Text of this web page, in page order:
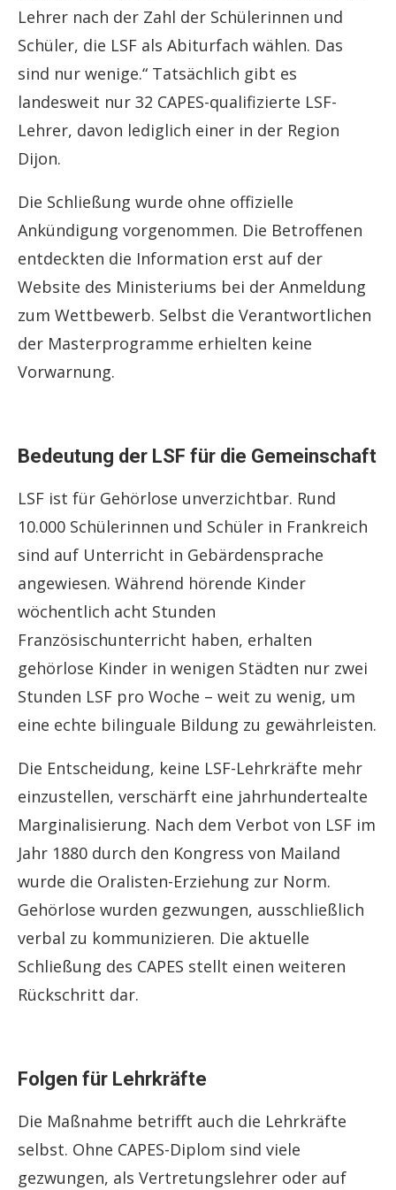
Lehrer nach der Zahl der Schülerinnen und
Schüler, die LSF als Abiturfach wählen. Das
sind nur wenige.“ Tatsächlich gibt es
landesweit nur 32 CAPES-qualifizierte LSF-
Lehrer, davon lediglich einer in der Region
Dijon.
Die Schließung wurde ohne offizielle
Ankündigung vorgenommen. Die Betroffenen
entdeckten die Information erst auf der
Website des Ministeriums bei der Anmeldung
zum Wettbewerb. Selbst die Verantwortlichen
der Masterprogramme erhielten keine
Vorwarnung.
Bedeutung der LSF für die Gemeinschaft
LSF ist für Gehörlose unverzichtbar. Rund
10.000 Schülerinnen und Schüler in Frankreich
sind auf Unterricht in Gebärdensprache
angewiesen. Während hörende Kinder
wöchentlich acht Stunden
Französischunterricht haben, erhalten
gehörlose Kinder in wenigen Städten nur zwei
Stunden LSF pro Woche – weit zu wenig, um
eine echte bilinguale Bildung zu gewährleisten.
Die Entscheidung, keine LSF-Lehrkräfte mehr
einzustellen, verschärft eine jahrhundertealte
Marginalisierung. Nach dem Verbot von LSF im
Jahr 1880 durch den Kongress von Mailand
wurde die Oralisten-Erziehung zur Norm.
Gehörlose wurden gezwungen, ausschließlich
verbal zu kommunizieren. Die aktuelle
Schließung des CAPES stellt einen weiteren
Rückschritt dar.
Folgen für Lehrkräfte
Die Maßnahme betrifft auch die Lehrkräfte
selbst. Ohne CAPES-Diplom sind viele
gezwungen, als Vertretungslehrer oder auf